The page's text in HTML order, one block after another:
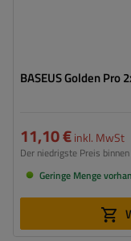
11,10 €inkl. MwSt
Der niedrigste Preis
Geringe Menge